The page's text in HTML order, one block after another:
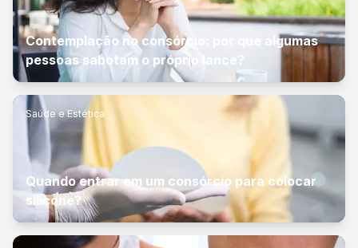
Contemplação no consórcio: por que algumas
pessoas sabotam o próprio lance?
Saúde e Estética
Quando entrar em um consórcio para colocar
silicone?